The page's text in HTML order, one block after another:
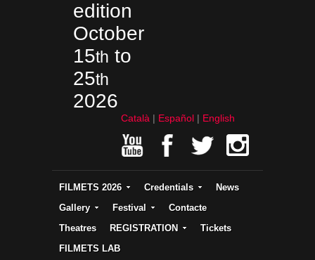
edition
October
15th to
25th
2026
Català Español English
FILMETS 2026 Credentials
News
Gallery
Festival
Contacte
Theatres
REGISTRATION
Tickets
FILMETS LAB